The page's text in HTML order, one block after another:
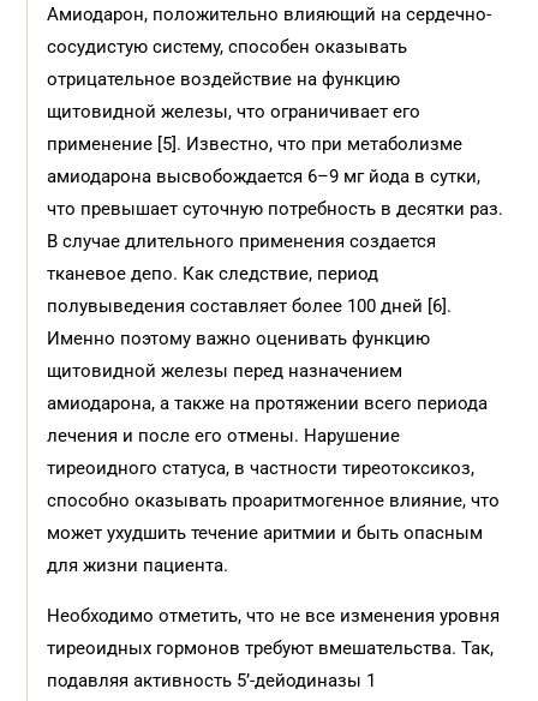
Амиодарон, положительно влияющий на сердечно-
сосудистую систему, способен оказывать
отрицательное воздействие на функцию
щитовидной железы, что ограничивает его
применение [5]. Известно, что при метаболизме
амиодарона высвобождается 6–9 мг йода в сутки,
что превышает суточную потребность в десятки раз.
В случае длительного применения создается
тканевое депо. Как следствие, период
полувыведения составляет более 100 дней [6].
Именно поэтому важно оценивать функцию
щитовидной железы перед назначением
амиодарона, а также на протяжении всего периода
лечения и после его отмены. Нарушение
тиреоидного статуса, в частности тиреотоксикоз,
способно оказывать проаритмогенное влияние, что
может ухудшить течение аритмии и быть опасным
для жизни пациента.
Необходимо отметить, что не все изменения уровня
тиреоидных гормонов требуют вмешательства. Так,
подавляя активность 5’-дейодиназы 1